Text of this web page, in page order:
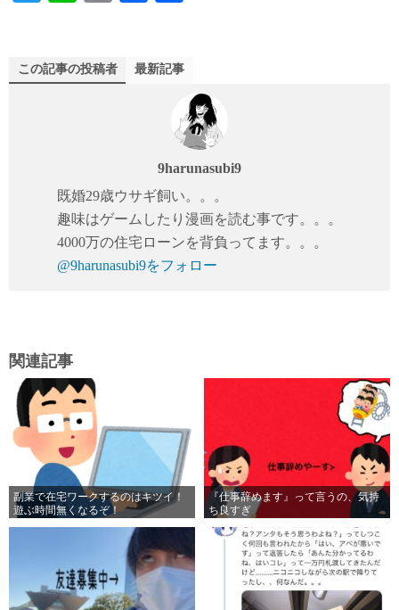
r
ok
この記事の投稿者 最新記事
9harunasubi9
既婚29歳ウサギ飼い。。。
趣味はゲームしたり漫画を読む事です。。。
4000万の住宅ローンを背負ってます。。。
@9harunasubi9をフォロー
関連記事
副業で在宅ワークするのはキツイ！
遊ぶ時間無くなるぞ！
『仕事辞めます』って言うの、気持
ち良すぎ